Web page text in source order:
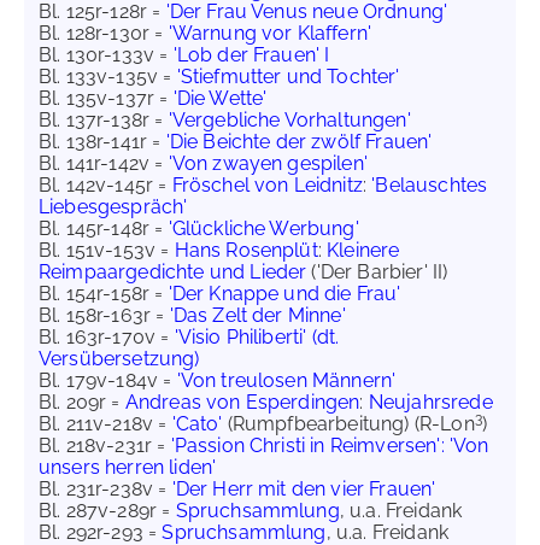
Bl. 125r-128r = 'Der Frau Venus neue Ordnung'
Bl. 128r-130r = 'Warnung vor Klaffern'
Bl. 130r-133v = 'Lob der Frauen' I
Bl. 133v-135v = 'Stiefmutter und Tochter'
Bl. 135v-137r = 'Die Wette'
Bl. 137r-138r = 'Vergebliche Vorhaltungen'
Bl. 138r-141r = 'Die Beichte der zwölf Frauen'
Bl. 141r-142v = 'Von zwayen gespilen'
Bl. 142v-145r = Fröschel von Leidnitz: 'Belauschtes
Liebesgespräch'
Bl. 145r-148r = 'Glückliche Werbung'
Bl. 151v-153v = Hans Rosenplüt: Kleinere
Reimpaargedichte und Lieder ('Der Barbier' II)
Bl. 154r-158r = 'Der Knappe und die Frau'
Bl. 158r-163r = 'Das Zelt der Minne'
Bl. 163r-170v = 'Visio Philiberti' (dt.
Versübersetzung)
Bl. 179v-184v = 'Von treulosen Männern'
Bl. 209r = Andreas von Esperdingen: Neujahrsrede
Bl. 211v-218v = 'Cato' (Rumpfbearbeitung) (R-Lon3)
Bl. 218v-231r = 'Passion Christi in Reimversen': 'Von
unsers herren liden'
Bl. 231r-238v = 'Der Herr mit den vier Frauen'
Bl. 287v-289r = Spruchsammlung, u.a. Freidank
Bl. 292r-293 =Spruchsammlung, u.a. Freidank